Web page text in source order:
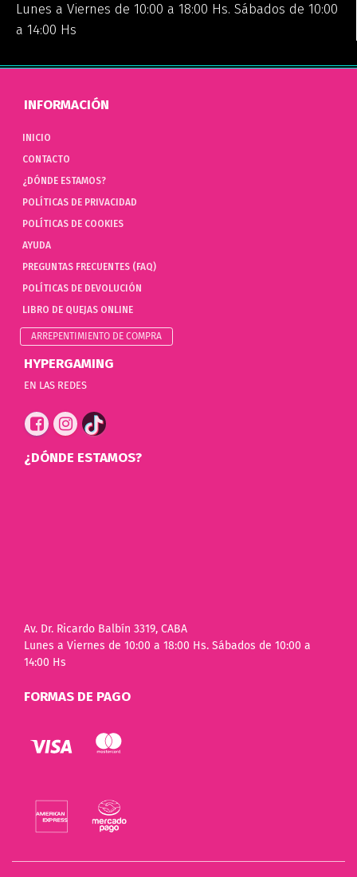
Lunes a Viernes de 10:00 a 18:00 Hs. Sábados de 10:00
a 14:00 Hs
INFORMACIÓN
INICIO
CONTACTO
¿DÓNDE ESTAMOS?
POLÍTICAS DE PRIVACIDAD
POLÍTICAS DE COOKIES
AYUDA
PREGUNTAS FRECUENTES (FAQ)
POLÍTICAS DE DEVOLUCIÓN
LIBRO DE QUEJAS ONLINE
ARREPENTIMIENTO DE COMPRA
HYPERGAMING
EN LAS REDES
¿DÓNDE ESTAMOS?
Av. Dr. Ricardo Balbín 3319, CABA
Lunes a Viernes de 10:00 a 18:00 Hs. Sábados de 10:00 a
14:00 Hs
FORMAS DE PAGO